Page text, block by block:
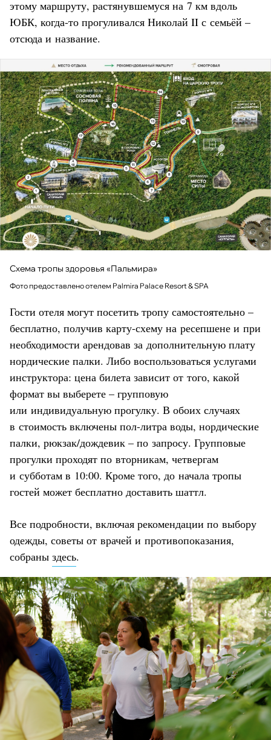
этому маршруту, растянувшемуся на 7 км вдоль
ЮБК, когда-то прогуливался Николай II с семьёй –
отсюда и название.
Схема тропы здоровья «Пальмира»
Фото предоставлено отелем Palmira Palace Resort & SPA
Гости отеля могут посетить тропу самостоятельно –
бесплатно, получив карту-схему на ресепшене и при
необходимости арендовав за дополнительную плату
нордические палки. Либо воспользоваться услугами
инструктора: цена билета зависит от того, какой
формат вы выберете – групповую
или индивидуальную прогулку. В обоих случаях
в стоимость включены пол-литра воды, нордические
палки, рюкзак/дождевик – по запросу. Групповые
прогулки проходят по вторникам, четвергам
и субботам в 10:00. Кроме того, до начала тропы
гостей может бесплатно доставить шаттл.
Все подробности, включая рекомендации по выбору
одежды, советы от врачей и противопоказания,
собраны здесь.